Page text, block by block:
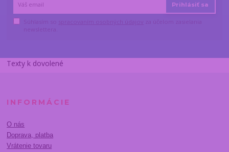
Prihlásiť sa
Texty k dovolené
INFORMÁCIE
O nás
Doprava, platba
Vrátenie tovaru